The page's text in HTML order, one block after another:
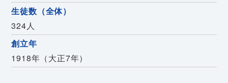
生徒数（全体）
324人
創立年
1918年（大正7年）